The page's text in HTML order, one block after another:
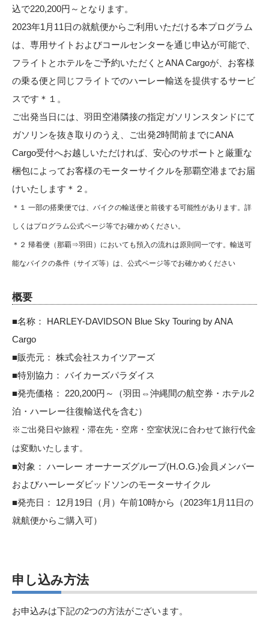
込で220,200円～となります。
2023年1月11日の就航便からご利用いただける本プログラム
は、専用サイトおよびコールセンターを通じ申込が可能で、
フライトとホテルをご予約いただくとANA Cargoが、お客様
の乗る便と同じフライトでのハーレー輸送を提供するサービ
スです＊１。
ご出発当日には、羽田空港隣接の指定ガソリンスタンドにて
ガソリンを抜き取りのうえ、ご出発2時間前までにANA
Cargo受付へお越しいただければ、安心のサポートと厳重な
梱包によってお客様のモーターサイクルを那覇空港までお届
けいたします＊２。
＊１ 一部の搭乗便では、バイクの輸送便と前後する可能性があります。詳
しくはプログラム公式ページ等でお確かめください。
＊２ 帰着便（那覇⇒羽田）においても預入の流れは原則同一です。輸送可
能なバイクの条件（サイズ等）は、公式ページ等でお確かめください
概要
■名称： HARLEY-DAVIDSON Blue Sky Touring by ANA
Cargo
■販売元： 株式会社スカイツアーズ
■特別協力： バイカーズパラダイス
■発売価格： 220,200円～（羽田⇔沖縄間の航空券・ホテル2
泊・ハーレー往復輸送代を含む）
※ご出発日や旅程・滞在先・空席・空室状況に合わせて旅行代金
は変動いたします。
■対象： ハーレー オーナーズグループ(H.O.G.)会員メンバー
およびハーレーダビッドソンのモーターサイクル
■発売日： 12月19日（月）午前10時から（2023年1月11日の
就航便からご購入可）
申し込み方法
お申込みは下記の2つの方法がございます。